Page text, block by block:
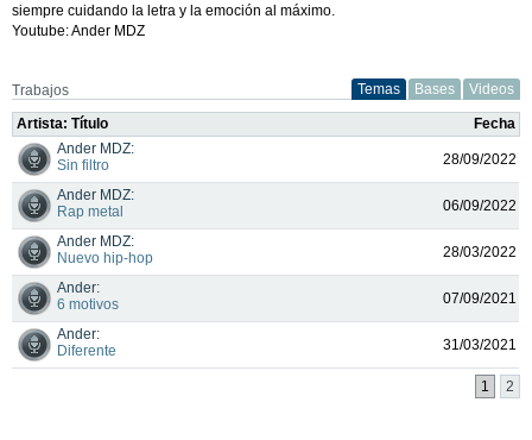
siempre cuidando la letra y la emoción al máximo.
Youtube: Ander MDZ
Trabajos Temas Bases Videos
Artista: Título
Fecha
Ander MDZ:
Sin filtro
28/09/2022
Ander MDZ:
Rap metal
06/09/2022
Ander MDZ:
Nuevo hip-hop
28/03/2022
Ander:
6 motivos
07/09/2021
Ander:
Diferente
31/03/2021
1 2